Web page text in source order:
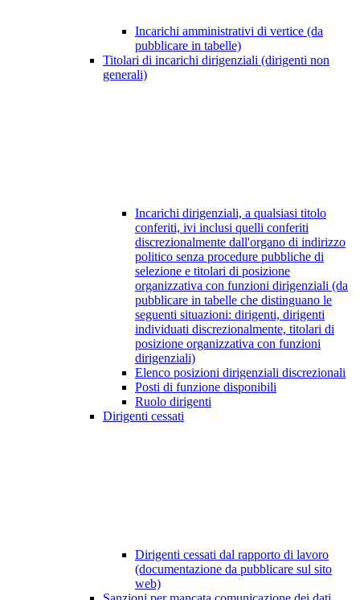
Incarichi amministrativi di vertice (da
pubblicare in tabelle)
Titolari di incarichi dirigenziali (dirigenti non
generali)
Incarichi dirigenziali, a qualsiasi titolo
conferiti, ivi inclusi quelli conferiti
discrezionalmente dall'organo di indirizzo
politico senza procedure pubbliche di
selezione e titolari di posizione
organizzativa con funzioni dirigenziali (da
pubblicare in tabelle che distinguano le
seguenti situazioni: dirigenti, dirigenti
individuati discrezionalmente, titolari di
posizione organizzativa con funzioni
dirigenziali)
Elenco posizioni dirigenziali discrezionali
Posti di funzione disponibili
Ruolo dirigenti
Dirigenti cessati
Dirigenti cessati dal rapporto di lavoro
(documentazione da pubblicare sul sito
web)